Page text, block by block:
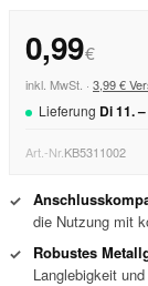
0,99€
inkl. MwSt. · 3,99 €
Lieferung Di11. –
Art.-Nr.KB5311002
✓
die Nutzung mit
✓
Robustes
Langlebigkeit